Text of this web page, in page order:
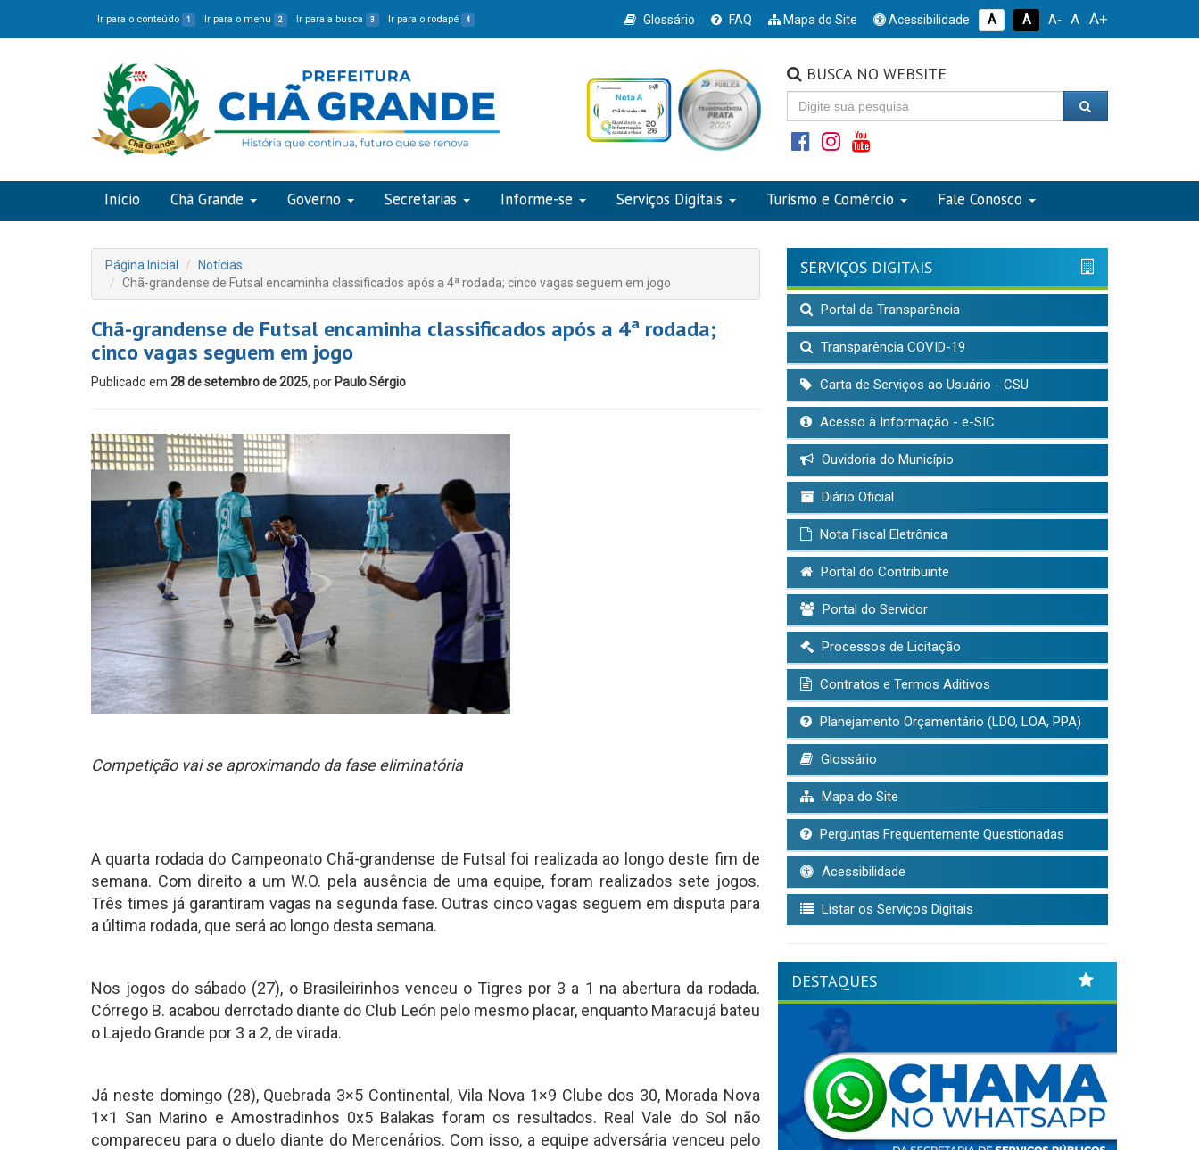
Ir para o conteúdo 1 Ir para o menu 2 Ir para a busca 3 Ir para o rodapé 4 Glossário FAQ Mapa do Site Acessibilidade A A A- A A+
BUSCA NO WEBSITE
Início Chã Grande Governo Secretarias Informe-se Serviços Digitais Turismo e Comércio Fale Conosco
Página Inicial
Notícias
Chã-grandense de Futsal encaminha classificados após a 4ª rodada; cinco vagas seguem em jogo
Chã-grandense de Futsal encaminha classificados após a 4ª rodada;
cinco vagas seguem em jogo
Publicado em 28 de setembro de 2025, por Paulo Sérgio
Competição vai se aproximando da fase eliminatória
A quarta rodada do Campeonato Chã-grandense de Futsal foi realizada ao longo deste fim de
semana. Com direito a um W.O. pela ausência de uma equipe, foram realizados sete jogos.
Três times já garantiram vagas na segunda fase. Outras cinco vagas seguem em disputa para
a última rodada, que será ao longo desta semana.
Nos jogos do sábado (27), o Brasileirinhos venceu o Tigres por 3 a 1 na abertura da rodada.
Córrego B. acabou derrotado diante do Club León pelo mesmo placar, enquanto Maracujá bateu
o Lajedo Grande por 3 a 2, de virada.
Já neste domingo (28), Quebrada 3×5 Continental, Vila Nova 1×9 Clube dos 30, Morada Nova
1×1 San Marino e Amostradinhos 0x5 Balakas foram os resultados. Real Vale do Sol não
compareceu para o duelo diante do Mercenários. Com isso, a equipe adversária venceu pelo
SERVIÇOS DIGITAIS
Portal da Transparência
Transparência COVID-19
Carta de Serviços ao Usuário - CSU
Acesso à Informação - e-SIC
Ouvidoria do Município
Diário Oficial
Nota Fiscal Eletrônica
Portal do Contribuinte
Portal do Servidor
Processos de Licitação
Contratos e Termos Aditivos
Planejamento Orçamentário (LDO, LOA, PPA)
Glossário
Mapa do Site
Perguntas Frequentemente Questionadas
Acessibilidade
Listar os Serviços Digitais
DESTAQUES